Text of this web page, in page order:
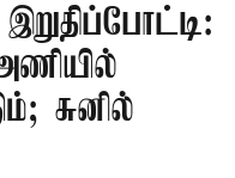
சுனில்